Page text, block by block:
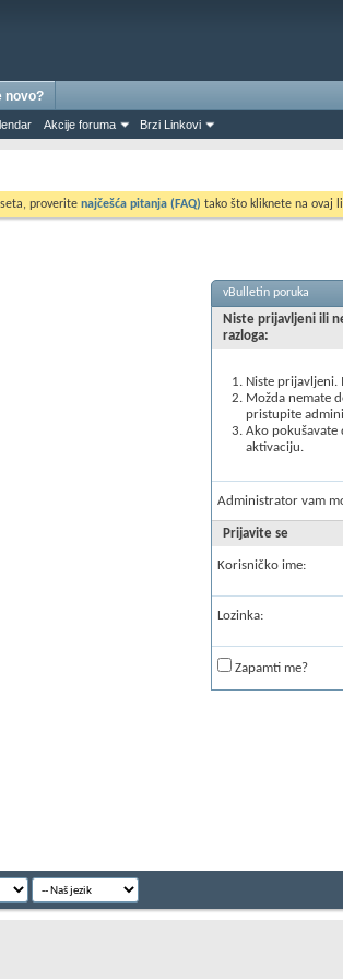
Akcije foruma Brzi Linkovi
novo?
proverite najčešća pitanja (FAQ) tako što kliknete na ovaj
vBulletin poruka
Niste prijavljeni ili
razloga:
Niste prijavljeni.
Možda nemate
pristupite
Ako pokušavate
aktivaciju.
Administrator vam
Prijavite se
Korisničko ime:
Lozinka:
Zapamti me?